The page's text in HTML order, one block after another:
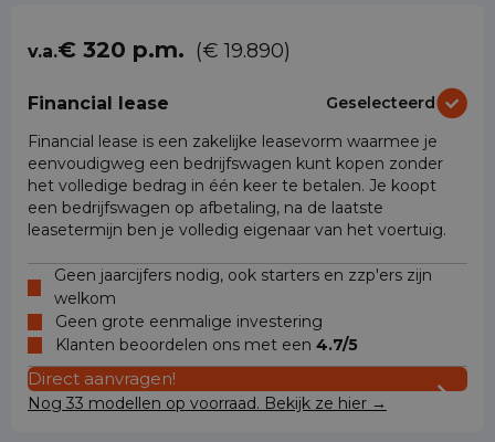
v.a.€ 320 p.m. (€ 19.890)
Financial lease
Geselecteerd
Financial lease is een zakelijke leasevorm waarmee je
eenvoudigweg een bedrijfswagen kunt kopen zonder
het volledige bedrag in één keer te betalen. Je koopt
een bedrijfswagen op afbetaling, na de laatste
leasetermijn ben je volledig eigenaar van het voertuig.
Geen jaarcijfers nodig, ook starters en zzp'ers zijn
welkom
Geen grote eenmalige investering
Klanten beoordelen ons met een 4.7/5
Direct aanvragen!
Nog 33 modellen op voorraad. Bekijk ze hier →